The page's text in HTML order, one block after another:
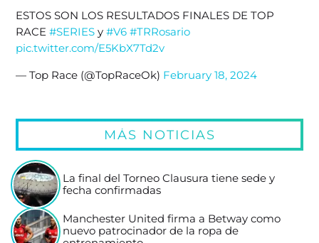
ESTOS SON LOS RESULTADOS FINALES DE TOP
RACE#SERIES y#V6 #TRRosario
pic.twitter.com/E5KbX7Td2v
— Top Race (@TopRaceOk) February 18, 2024
MÁS NOTICIAS
La final del Torneo Clausura tiene sede y
fecha confirmadas
Manchester United firma a Betway como
nuevo patrocinador de la ropa de